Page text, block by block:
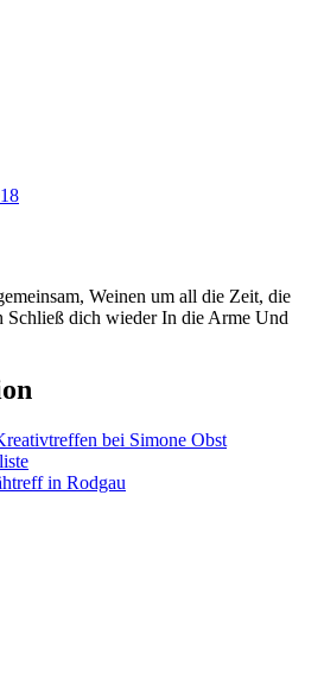
Weinen um all die Zeit, die
Schließ dich wieder In die Arme Und
bei Simone Obst
in Rodgau